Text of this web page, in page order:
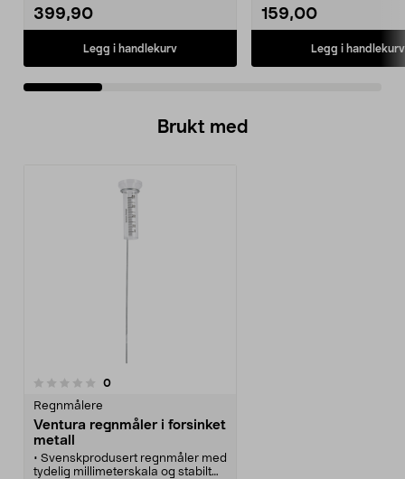
399,90
Legg i handlekurv
159,00
Legg i handlekurv
Brukt med
0anmeldelser
Regnmålere
Ventura regnmåler i forsinket
metall
• Svenskprodusert regnmåler med
tydelig millimeterskala og stabilt